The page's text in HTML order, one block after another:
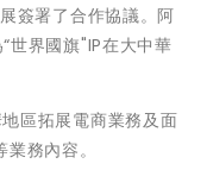
簽署了合作協議。阿
世界國旗"IP在大中華
區拓展電商業務及面
務內容。